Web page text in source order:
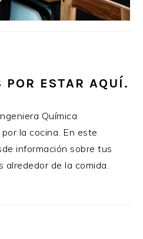
POR ESTAR AQUÍ.
Química
la cocina. En este
información sobre tus
de la comida.